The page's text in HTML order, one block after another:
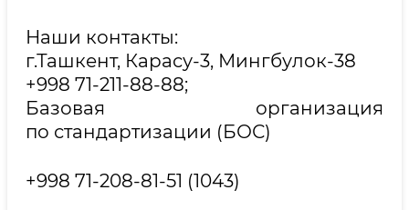
Наши контакты:
г.Ташкент, Карасу-3, Мингбулок-38
+998 71-211-88-88;
Базовая организация
по стандартизации (БОС)
+998 71-208-81-51 (1043)